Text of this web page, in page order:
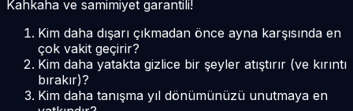
Kahkaha ve samimiyet garantili!
Kim daha dışarı çıkmadan önce ayna karşısında en
çok vakit geçirir?
Kim daha yatakta gizlice bir şeyler atıştırır (ve kırıntı
bırakır)?
Kim daha tanışma yıl dönümünüzü unutmaya en